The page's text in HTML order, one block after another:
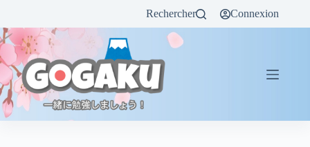
Rechercher Connexion